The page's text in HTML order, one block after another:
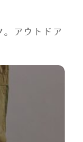
アウトドア